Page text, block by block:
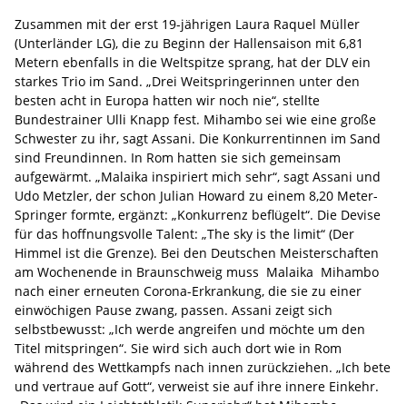
Zusammen mit der erst 19-jährigen Laura Raquel Müller
(Unterländer LG), die zu Beginn der Hallensaison mit 6,81
Metern ebenfalls in die Weltspitze sprang, hat der DLV ein
starkes Trio im Sand. „Drei Weitspringerinnen unter den
besten acht in Europa hatten wir noch nie“, stellte
Bundestrainer Ulli Knapp fest. Mihambo sei wie eine große
Schwester zu ihr, sagt Assani. Die Konkurrentinnen im Sand
sind Freundinnen. In Rom hatten sie sich gemeinsam
aufgewärmt. „Malaika inspiriert mich sehr“, sagt Assani und
Udo Metzler, der schon Julian Howard zu einem 8,20 Meter-
Springer formte, ergänzt: „Konkurrenz beflügelt“. Die Devise
für das hoffnungsvolle Talent: „The sky is the limit“ (Der
Himmel ist die Grenze). Bei den Deutschen Meisterschaften
am Wochenende in Braunschweig muss Malaika Mihambo
nach einer erneuten Corona-Erkrankung, die sie zu einer
einwöchigen Pause zwang, passen. Assani zeigt sich
selbstbewusst: „Ich werde angreifen und möchte um den
Titel mitspringen“. Sie wird sich auch dort wie in Rom
während des Wettkampfs nach innen zurückziehen. „Ich bete
und vertraue auf Gott“, verweist sie auf ihre innere Einkehr.